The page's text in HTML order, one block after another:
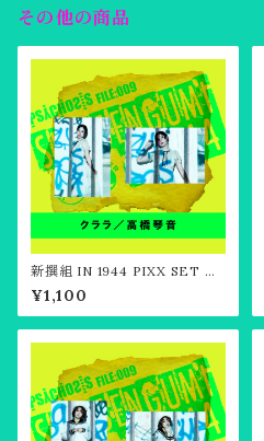
その他の商品
新撰組 IN 1944 PIXX SET O
F"クララ"／高橋琴音
¥1,100